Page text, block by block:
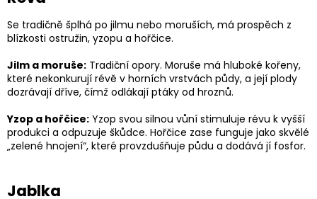
Se tradičně šplhá po jilmu nebo moruších, má prospěch z
blízkosti ostružin, yzopu a hořčice.
Jilm a moruše: Tradiční opory. Moruše má hluboké kořeny,
které nekonkurují révě v horních vrstvách půdy, a její plody
dozrávají dříve, čímž odlákají ptáky od hroznů.
Yzop a hořčice: Yzop svou silnou vůní stimuluje révu k vyšší
produkci a odpuzuje škůdce. Hořčice zase funguje jako skvělé
„zelené hnojení“, které provzdušňuje půdu a dodává jí fosfor.
Jablka